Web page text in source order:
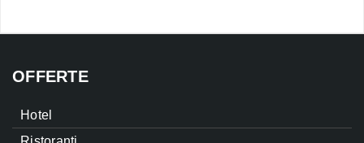
OFFERTE
Hotel